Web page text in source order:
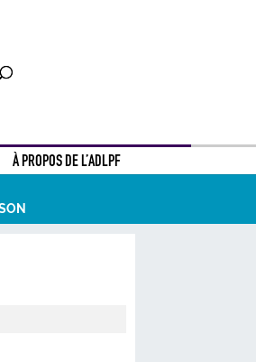
À PROPOS DE L’ADLPF